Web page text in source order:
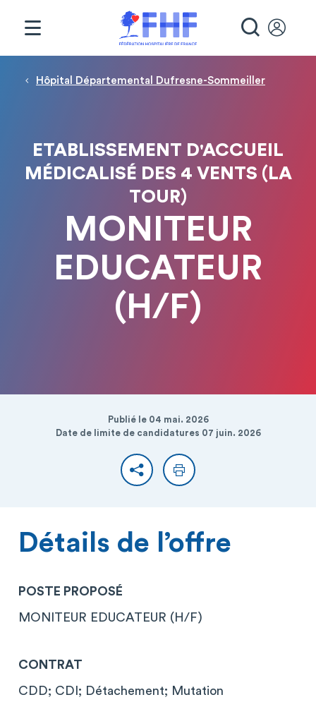
Fil d'Ariane
Hôpital Départemental Dufresne-Sommeiller
ETABLISSEMENT D'ACCUEIL
MÉDICALISÉ DES 4 VENTS (LA
TOUR)
MONITEUR
EDUCATEUR
(H/F)
Publié le 04 mai. 2026
Date de limite de candidatures 07 juin. 2026
PartagerImprimer
Détails de l’offre
POSTE PROPOSÉ
MONITEUR EDUCATEUR (H/F)
CONTRAT
CDD; CDI; Détachement; Mutation
Panneau de gestion des cookies